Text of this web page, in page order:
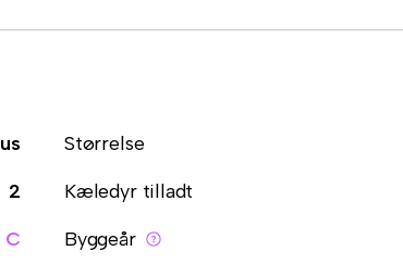
Størrelse
2 Kæledyr tilladt
C Byggeår